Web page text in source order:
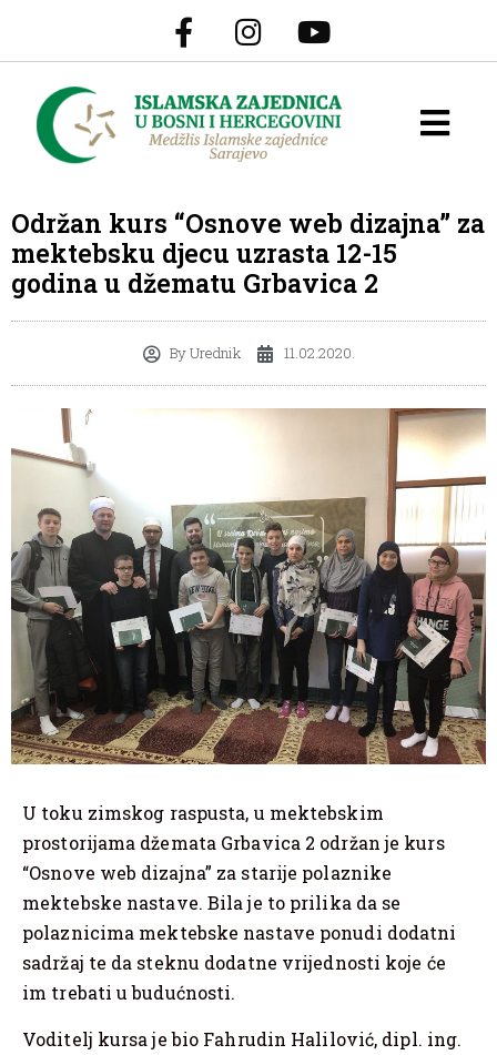
Održan kurs “Osnove web dizajna” za
mektebsku djecu uzrasta 12-15
godina u džematu Grbavica 2
ByUrednik 11.02.2020.
U toku zimskog raspusta, u mektebskim
prostorijama džemata Grbavica 2 održan je kurs
“Osnove web dizajna” za starije polaznike
mektebske nastave. Bila je to prilika da se
polaznicima mektebske nastave ponudi dodatni
sadržaj te da steknu dodatne vrijednosti koje će
im trebati u budućnosti.
Voditelj kursa je bio Fahrudin Halilović, dipl. ing.